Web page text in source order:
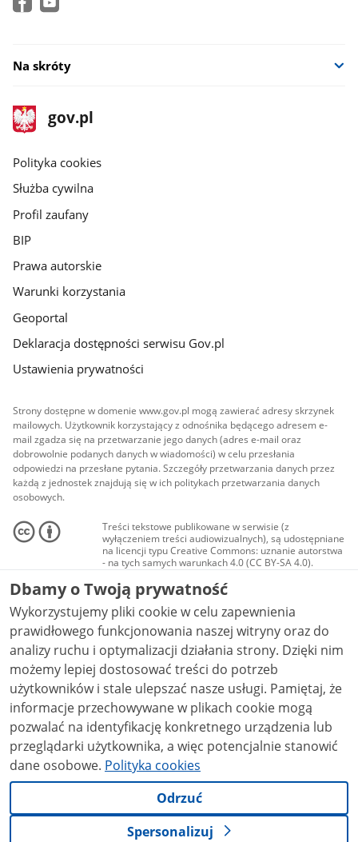
Na skróty
stopka
gov.pl
Strona
gov.pl
gov.pl
Polityka cookies
Służba cywilna
Profil zaufany
BIP
Prawa autorskie
Warunki korzystania
Geoportal
Deklaracja dostępności serwisu Gov.pl
Ustawienia prywatności
Strony dostępne w domenie www.gov.pl mogą zawierać adresy skrzynek
mailowych. Użytkownik korzystający z odnośnika będącego adresem e-
mail zgadza się na przetwarzanie jego danych (adres e-mail oraz
dobrowolnie podanych danych w wiadomości) w celu przesłania
odpowiedzi na przesłane pytania. Szczegóły przetwarzania danych przez
każdą z jednostek znajdują się w ich politykach przetwarzania danych
osobowych.
Treści tekstowe publikowane w serwisie (z
wyłączeniem treści audiowizualnych), są udostępniane
na licencji typu Creative Commons: uznanie autorstwa
- na tych samych warunkach 4.0 (CC BY-SA 4.0).
Materiały audiowizualne, w tym zdjęcia, materiały
audio i wideo, są udostępniane na licencji typu
Creative Commons: uznanie autorstwa użycie
niekomercyjne - bez utworów zależnych 4.0 (CC BY-
NC-ND 4.0), o ile nie jest to stwierdzone inaczej.
Dbamy o Twoją prywatność
Wykorzystujemy pliki cookie w celu zapewnienia
prawidłowego funkcjonowania naszej witryny oraz do
analizy ruchu i optymalizacji działania strony. Dzięki nim
możemy lepiej dostosować treści do potrzeb
użytkowników i stale ulepszać nasze usługi. Pamiętaj, że
informacje przechowywane w plikach cookie mogą
pozwalać na identyfikację konkretnego urządzenia lub
przeglądarki użytkownika, a więc potencjalnie stanowić
dane osobowe. Polityka cookies
Odrzuć
Spersonalizuj